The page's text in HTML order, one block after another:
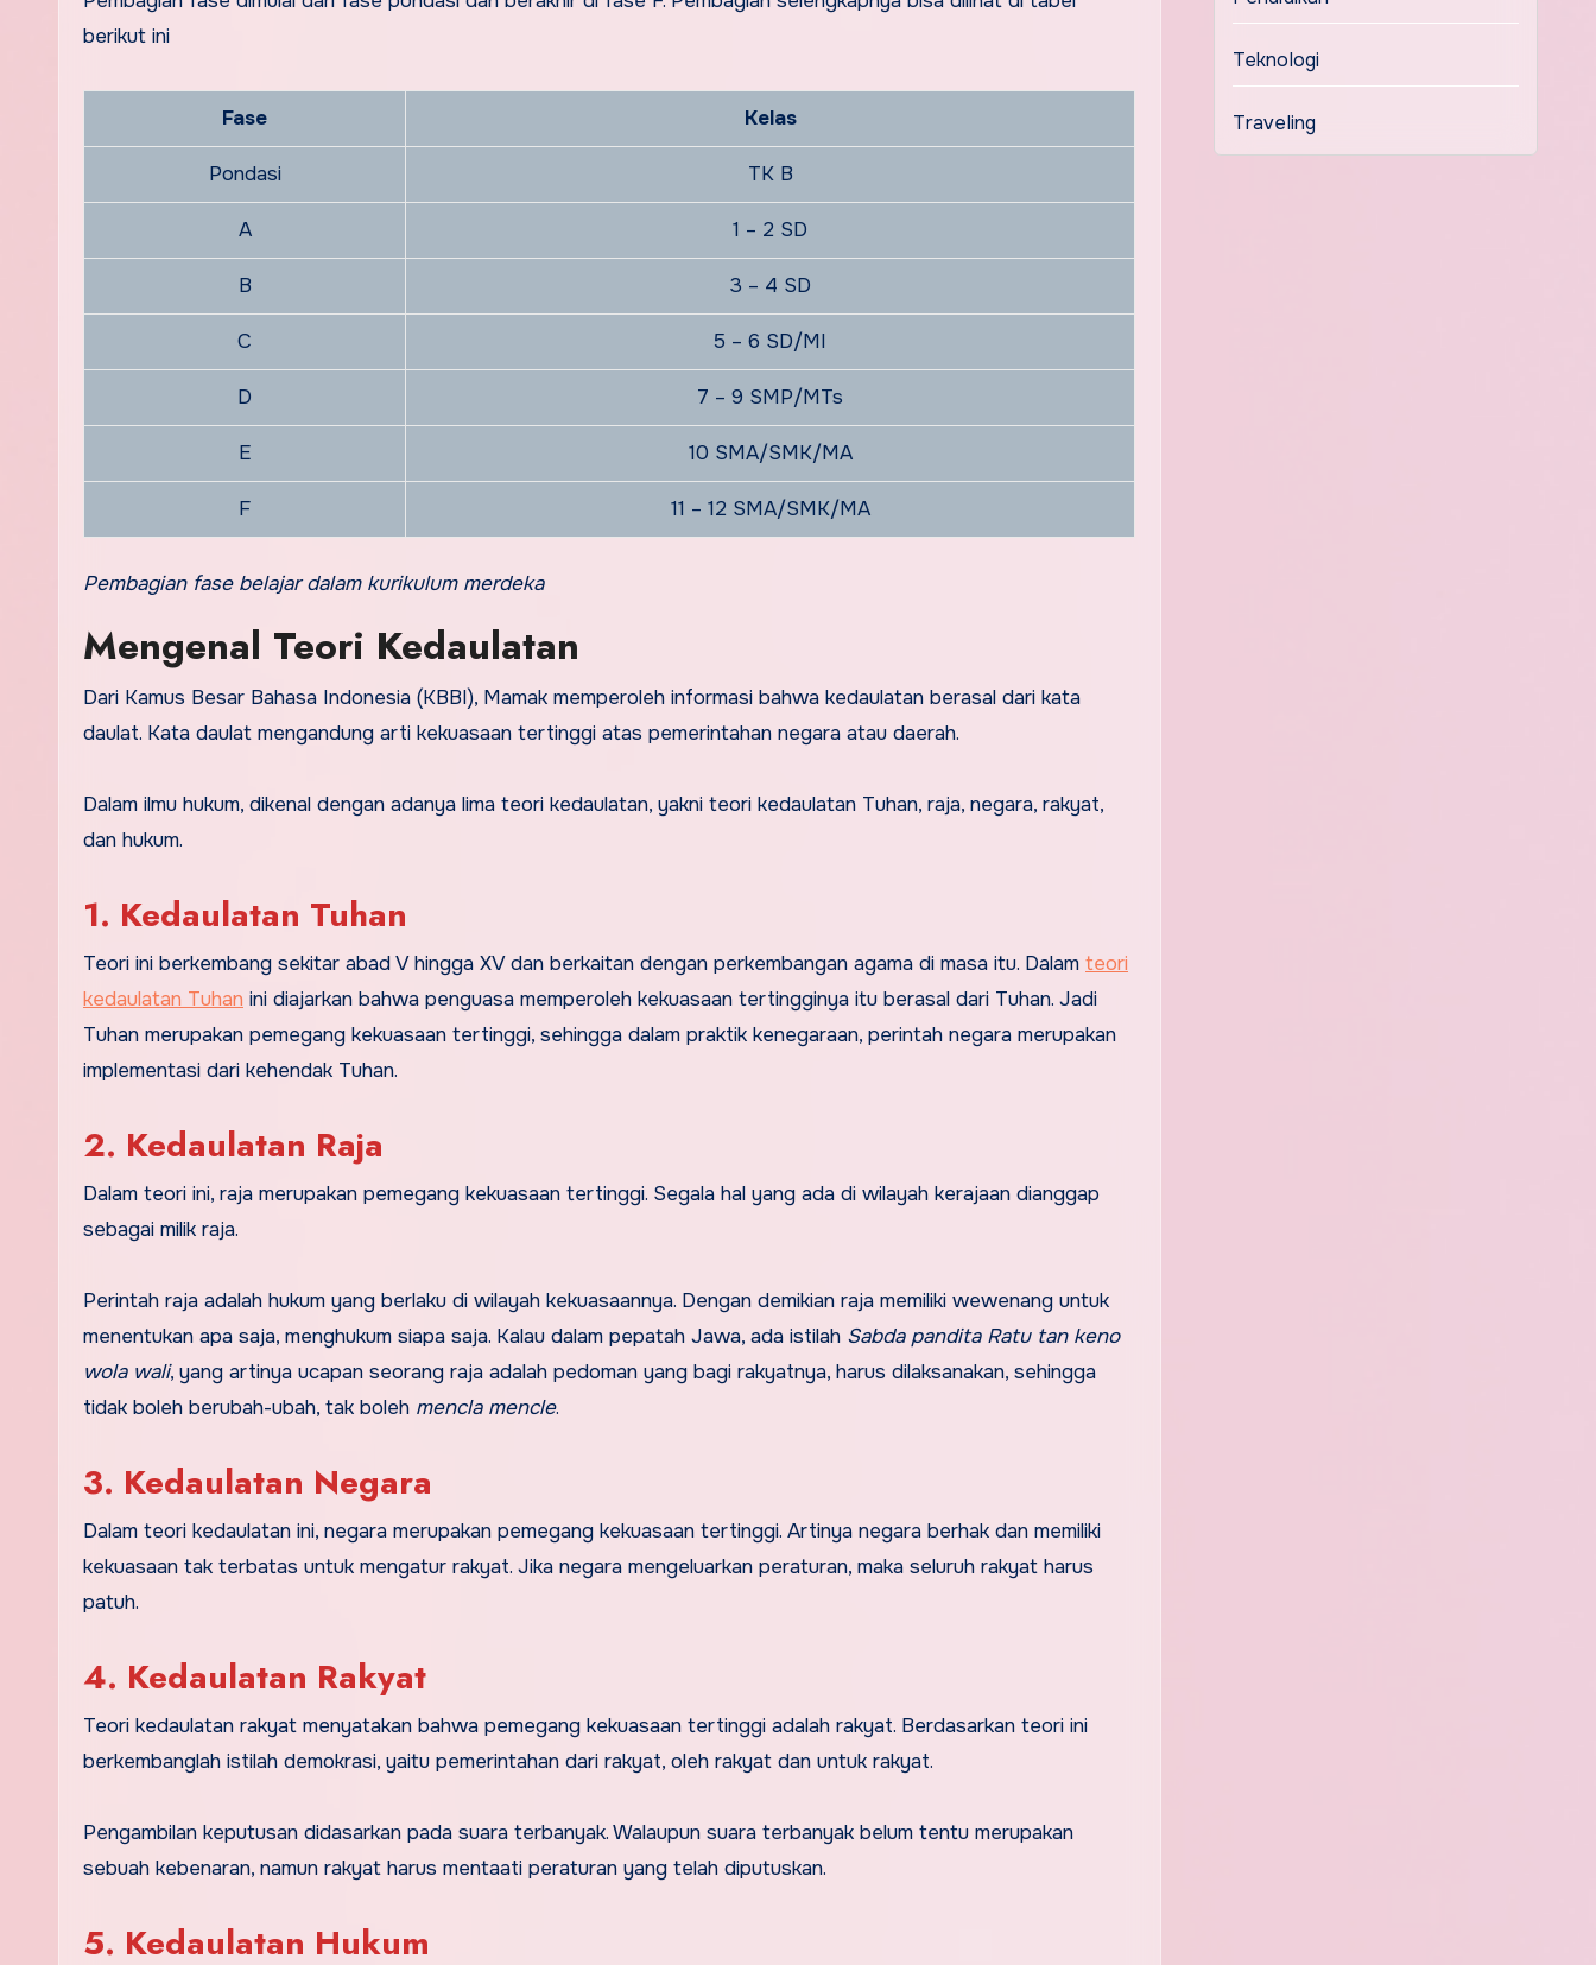
berikut ini
Fase Kelas
Pondasi TK B
A 1 – 2 SD
B 3 – 4 SD
C 5 – 6 SD/MI
D 7 – 9 SMP/MTs
E 10 SMA/SMK/MA
F 11 – 12 SMA/SMK/MA
Pembagian fase belajar dalam kurikulum merdeka
Mengenal Teori Kedaulatan
Dari Kamus Besar Bahasa Indonesia (KBBI), Mamak memperoleh informasi bahwa kedaulatan berasal dari kata
daulat. Kata daulat mengandung arti kekuasaan tertinggi atas pemerintahan negara atau daerah.
Dalam ilmu hukum, dikenal dengan adanya lima teori kedaulatan, yakni teori kedaulatan Tuhan, raja, negara, rakyat,
dan hukum.
1. Kedaulatan Tuhan
Teori ini berkembang sekitar abad V hingga XV dan berkaitan dengan perkembangan agama di masa itu. Dalam teori
kedaulatan Tuhan ini diajarkan bahwa penguasa memperoleh kekuasaan tertingginya itu berasal dari Tuhan. Jadi
Tuhan merupakan pemegang kekuasaan tertinggi, sehingga dalam praktik kenegaraan, perintah negara merupakan
implementasi dari kehendak Tuhan.
2. Kedaulatan Raja
Dalam teori ini, raja merupakan pemegang kekuasaan tertinggi. Segala hal yang ada di wilayah kerajaan dianggap
sebagai milik raja.
Perintah raja adalah hukum yang berlaku di wilayah kekuasaannya. Dengan demikian raja memiliki wewenang untuk
menentukan apa saja, menghukum siapa saja. Kalau dalam pepatah Jawa, ada istilah Sabda pandita Ratu tan keno
wola wali, yang artinya ucapan seorang raja adalah pedoman yang bagi rakyatnya, harus dilaksanakan, sehingga
tidak boleh berubah-ubah, tak boleh mencla mencle.
3. Kedaulatan Negara
Dalam teori kedaulatan ini, negara merupakan pemegang kekuasaan tertinggi. Artinya negara berhak dan memiliki
kekuasaan tak terbatas untuk mengatur rakyat. Jika negara mengeluarkan peraturan, maka seluruh rakyat harus
patuh.
4. Kedaulatan Rakyat
Teori kedaulatan rakyat menyatakan bahwa pemegang kekuasaan tertinggi adalah rakyat. Berdasarkan teori ini
berkembanglah istilah demokrasi, yaitu pemerintahan dari rakyat, oleh rakyat dan untuk rakyat.
Pengambilan keputusan didasarkan pada suara terbanyak. Walaupun suara terbanyak belum tentu merupakan
sebuah kebenaran, namun rakyat harus mentaati peraturan yang telah diputuskan.
5. Kedaulatan Hukum
Teknologi
Traveling